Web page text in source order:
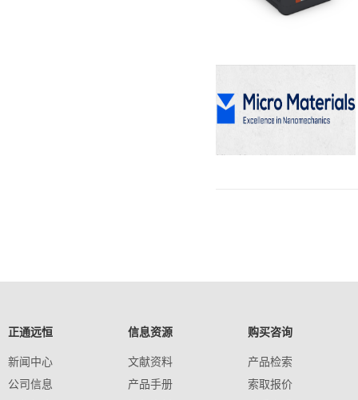
正通远恒
新闻中心
公司信息
信息资源
文献资料
产品手册
购买咨询
产品检索
索取报价